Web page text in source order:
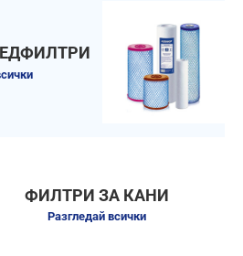
ФИЛТРИ ЗА КАНИ
Разгледай всички